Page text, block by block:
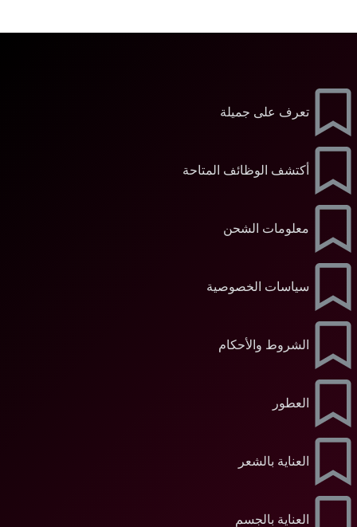
تعرف على جميلة
أكتشف الوظائف المتاحة
معلومات الشحن
سياسات الخصوصية
الشروط والأحكام
العطور
العناية بالشعر
العناية بالجسم